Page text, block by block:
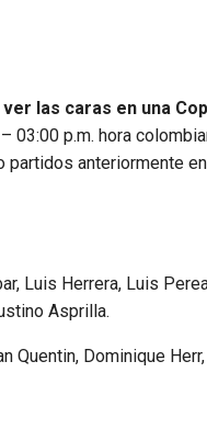
las caras en una
p.m. hora
anteriormente
Luis Herrera, Luis
Asprilla.
Quentin, Dominique